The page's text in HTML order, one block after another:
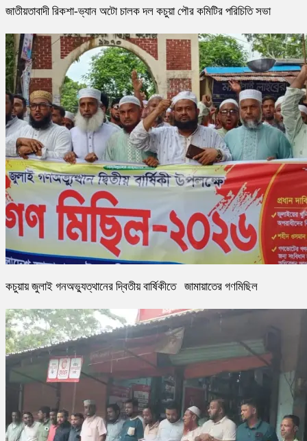
জাতীয়তাবাদী রিকশা-ভ্যান অটো চালক দল কচুয়া পৌর কমিটির পরিচিতি সভা
কচুয়ায় জুলাই গনঅভ্যুত্থানের দ্বিতীয় বার্ষিকীতে জামায়াতের গণমিছিল